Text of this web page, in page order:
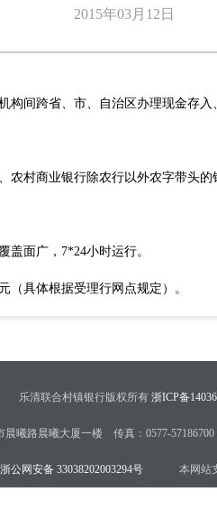
2015年03月12日
构间跨省、市、自治区办理现金存入
农村商业银行除农行以外农字带头的
盖面广，7*24小时运行。
（具体根据受理行网点规定）。
乐清联合村镇银行版权所有 浙ICP备
晨曦路晨曦大厦一楼 传真：0577-
浙公网安备 33038202003294号 本网站